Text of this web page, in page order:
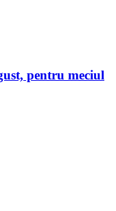
pentru meciul